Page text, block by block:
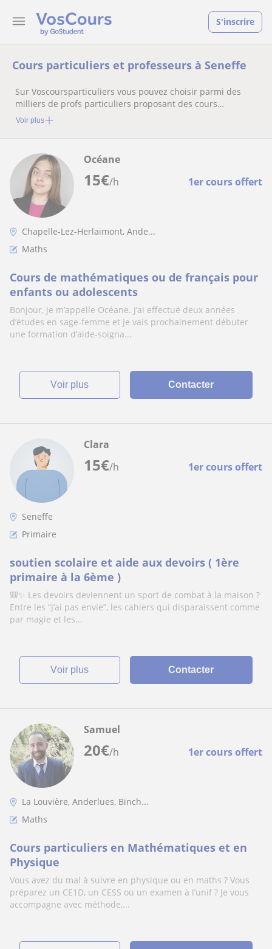
S'inscrire
Cours particuliers et professeurs à Seneffe
Sur Voscoursparticuliers vous pouvez choisir parmi des
milliers de profs particuliers proposant des cours
particuliers
Voir plus
15€/h 1er cours offert
Océane
Chapelle-Lez-Herlaimont, Ande...
Maths
Cours de mathématiques ou de français pour
enfants ou adolescents
Bonjour, je m’appelle Océane. J’ai effectué deux années
d’études en sage-femme et je vais prochainement débuter
une formation d’aide-soigna...
voir plus Contacter
15€/h 1er cours offert
Clara
Seneffe
Primaire
soutien scolaire et aide aux devoirs ( 1ère
primaire à la 6ème )
🎒✨ Les devoirs deviennent un sport de combat à la maison ?
Entre les “j’ai pas envie”, les cahiers qui disparaissent comme
par magie et les...
voir plus Contacter
20€/h 1er cours offert
Samuel
La Louvière, Anderlues, Binch...
Maths
Cours particuliers en Mathématiques et en
Physique
Vous avez du mal à suivre en physique ou en maths ? Vous
préparez un CE1D, un CESS ou un examen à l’unif ? Je vous
accompagne avec méthode,...